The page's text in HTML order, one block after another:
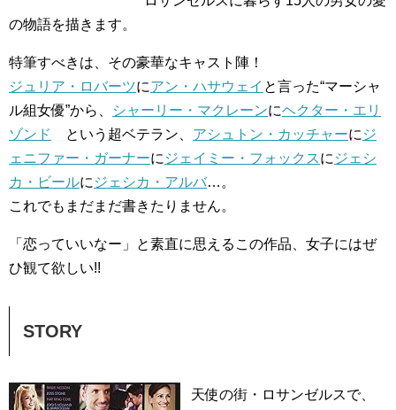
の物語を描きます。
特筆すべきは、その豪華なキャスト陣！
ジュリア・ロバーツにアン・ハサウェイ と言った“マーシャ
ル組女優”から、
シャーリー・マクレーンにヘクター・エリ
ゾンド
という超ベテラン、 アシュトン・カッチャーに ジ
ェニファー・ガーナーに ジェイミー・フォックスに ジェシ
カ・ビールに ジェシカ・アルバ…。
これでもまだまだ書きたりません。
「恋っていいなー」と素直に思えるこの作品、女子にはぜ
ひ観て欲しい!!
STORY
天使の街・ロサンゼルスで、